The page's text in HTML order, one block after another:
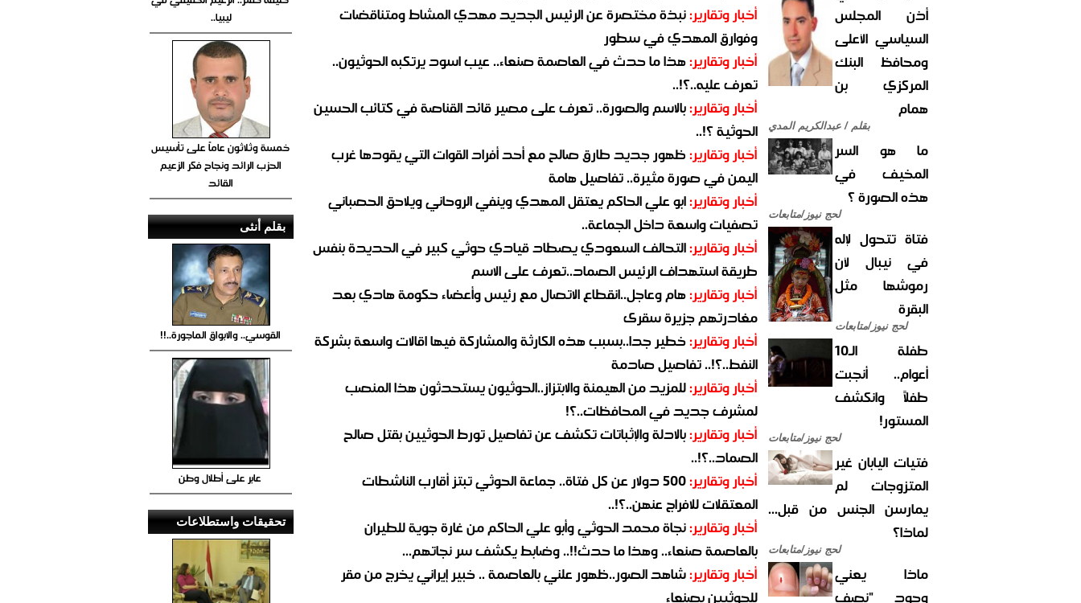
أذن المجلس
السياسي الأعلى
ومحافظ البنك
المركزي بن
همام
بقلم / عبدالكريم المدي
ما هو السر
المخيف في
هذه الصورة ؟
لحج نيوز/متابعات
فتاة تتحول لإله
في نيبال لأن
رموشها مثل
البقرة
لحج نيوز/متابعات
طفلة الـ10
أعوام.. أنجبت
طفلاً وانكشف
المستور!
لحج نيوز/متابعات
فتيات اليابان غير
المتزوجات لم
يمارسن الجنس من قبل...
لماذا؟
لحج نيوز/متابعات
ماذا يعني
وجود "نصف
أخبار وتقارير:نبذة مختصرة عن الرئيس الجديد مهدي المشاط ومتناقضات
وفوارق المهدي في سطور
أخبار وتقارير:هذا ما حدث في العاصمة صنعاء.. عيب اسود يرتكبه الحوثيون..
تعرف عليه..؟!..
أخبار وتقارير:بالاسم والصورة.. تعرف على مصير قائد القناصة في كتائب الحسين
الحوثية ؟!..
أخبار وتقارير:ظهور جديد طارق صالح مع أحد أفراد القوات التي يقودها غرب
اليمن في صورة مثيرة.. تفاصيل هامة
أخبار وتقارير:ابو علي الحاكم يعتقل المهدي وينفي الروحاني ويلاحق الحصباني
تصفيات واسعة داخل الجماعة..
أخبار وتقارير:التحالف السعودي يصطاد قيادي حوثي كبير في الحديدة بنفس
طريقة استهداف الرئيس الصماد..تعرف على الاسم
أخبار وتقارير:هام وعاجل..انقطاع الاتصال مع رئيس وأعضاء حكومة هادي بعد
مغادرتهم جزيرة سقرى
أخبار وتقارير:خطير جدا..بسبب هذه الكارثة والمشاركة فيها اقالات واسعة بشركة
النفط..؟!.. تفاصيل صادمة
أخبار وتقارير:للمزيد من الهيمنة والابتزاز..الحوثيون يستحدثون هذا المنصب
لمشرف جديد في المحافظات..؟!
أخبار وتقارير:بالادلة والإثباتات تكشف عن تفاصيل تورط الحوثيين بقتل صالح
الصماد..؟!..
أخبار وتقارير:
500 دولار عن كل فتاة.. جماعة الحوثي تبتز أقارب الناشطات
المعتقلات للافراج عنهن..؟!..
أخبار وتقارير:نجاة محمد الحوثي وأبو علي الحاكم من غارة جوية للطيران
بالعاصمة صنعاء.. وهذا ما حدث!!.. وضابط يكشف سر نجاتهم...
أخبار وتقارير:شاهد الصور..ظهور علني بالعاصمة .. خبير إيراني يخرج من مقر
للحوثيين بصنعاء
ليبيا..
خمسة وثلاثون عاماً على تأسيس
الحزب الرائد ونجاح فكر الزعيم
القائد
بقلم أنثى
القوسي.. والابواق الماجورة..!!
عابر على أطلال وطن
تحقيقات واستطلاعات